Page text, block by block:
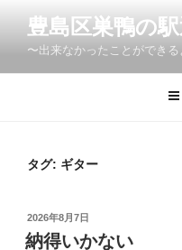
ン
豊島区巣鴨の
〜出来なかったことができ
タグ: ギター
投
稿
2026年8月7日
納得いかない